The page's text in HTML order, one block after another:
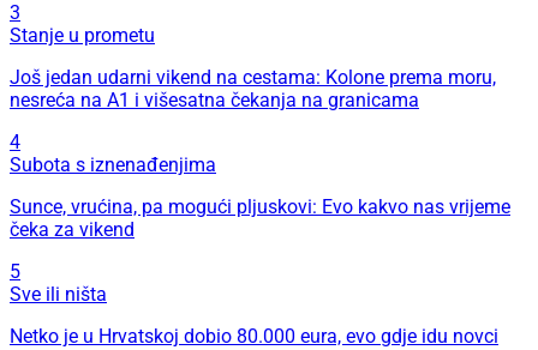
3
Stanje u prometu
Još jedan udarni vikend na cestama: Kolone prema moru,
nesreća na A1 i višesatna čekanja na granicama
4
Subota s iznenađenjima
Sunce, vrućina, pa mogući pljuskovi: Evo kakvo nas vrijeme
čeka za vikend
5
Sve ili ništa
Netko je u Hrvatskoj dobio 80.000 eura, evo gdje idu novci